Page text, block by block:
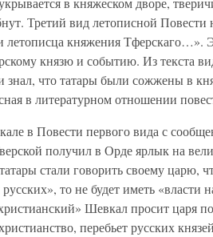
Третий вид летописной Повести
летописца княжения Тферскаго…».
князю и событию. Из текста
что татары были сожжены в
в литературном отношении
в Повести первого вида с
получил в Орде ярлык на
стали говорить своему царю,
то не будет иметь «власти
Шевкал просит царя
перебьет русских